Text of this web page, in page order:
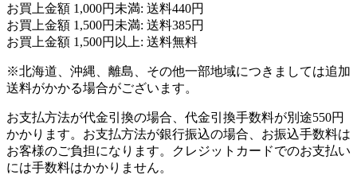
お買上金額 1,000円未満: 送料440円
お買上金額 1,500円未満: 送料385円
お買上金額 1,500円以上: 送料無料
※北海道、沖縄、離島、その他一部地域につきましては追加
送料がかかる場合がございます。
お支払方法が代金引換の場合、代金引換手数料が別途550円
かかります。お支払方法が銀行振込の場合、お振込手数料は
お客様のご負担になります。クレジットカードでのお支払い
には手数料はかかりません。